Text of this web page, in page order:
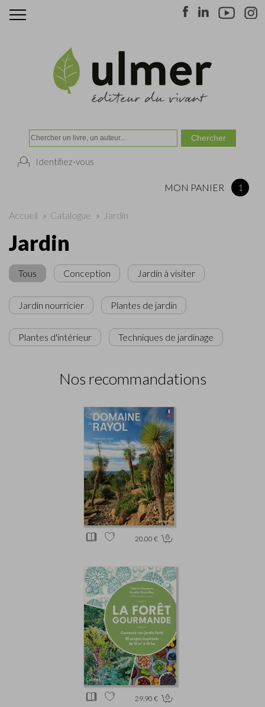
Identifiez-vous
MON PANIER 1
Accueil » Catalogue » Jardin
Jardin
Tous Conception Jardin à visiter
Jardin nourricier Plantes de jardin
Plantes d'intérieur Techniques de jardinage
Nos recommandations
20.00 €
29.90 €